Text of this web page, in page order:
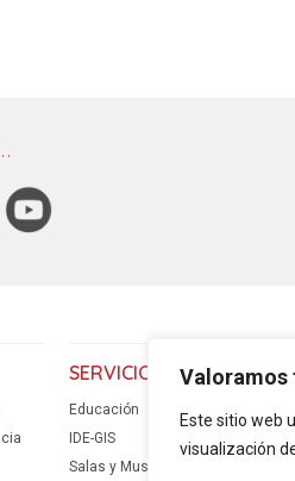
Valoramos
Este sitio web
visualización
SERVICIOS
Educación
IDE-GIS
Salas y Museos